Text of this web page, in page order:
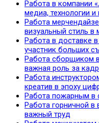
Работа в компании
медиа, технологии
Работа
визуальный стиль в
Работа в доставке
участник больших
Работа сборщиком
важная роль за
Работа
креатив в эпоху
Работа пожарным в
Работа горничной в
важный труд